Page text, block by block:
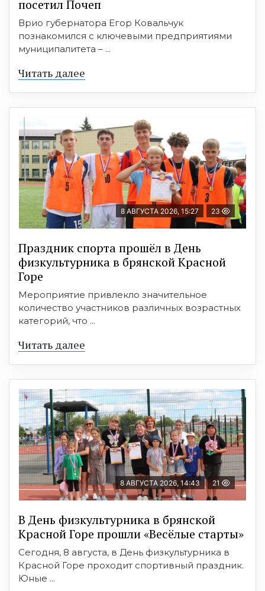
посетил Почеп
Врио губернатора Егор Ковальчук
познакомился с ключевыми предприятиями
муниципалитета – ...
Читать далее
8 АВГУСТА 2026, 15:27 23
Праздник спорта прошёл в День
физкультурника в брянской Красной
Горе
Мероприятие привлекло значительное
количество участников различных возрастных
категорий, что ...
Читать далее
8 АВГУСТА 2026, 14:43 21
В День физкультурника в брянской
Красной Горе прошли «Весёлые старты»
Сегодня, 8 августа, в День физкультурника в
Красной Горе проходит спортивный праздник.
Юные ...